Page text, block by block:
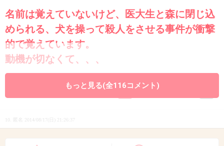
名前は覚えていないけど、医大生と森に閉じ込
められる、犬を操って殺人をさせる事件が衝撃
的で覚えています。
動機が切なくて、、、
10. 匿名 2014/08/17(日) 21:26:37
もっと見る(全116コメント)